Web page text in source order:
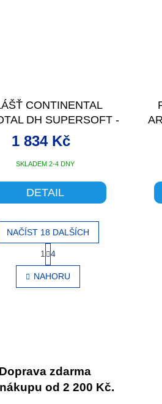
CONTINENTAL
DH SUPERSOFT -
27.5X2.4
SKLADEM 2-4 DNY
1 834 Kč
DETAIL
O
v
v
k
NAČÍST 18 DALŠÍCH
S
t
r
á
1 4
NAHORU
Doprava zdarma
od 2 200 Kč.